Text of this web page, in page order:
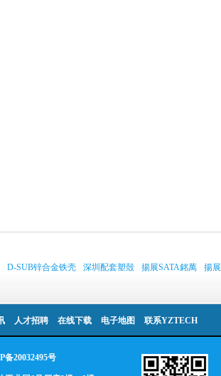
D-SUB锌合金铁壳 深圳配套塑殼 揚展SATA銘萬 揚展
人才招聘 在线下载 电子地图 联系YZTECH
备20032495号